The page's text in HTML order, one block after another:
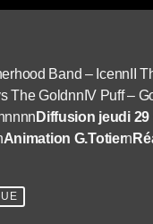
Band – IcennII
The GoldnnIV Puff –
Diffusion jeudi
Animation G.Totiern